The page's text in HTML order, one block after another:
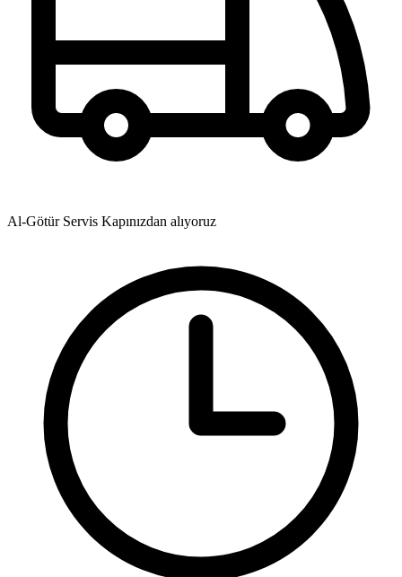
Al-Götür Servis Kapınızdan alıyoruz